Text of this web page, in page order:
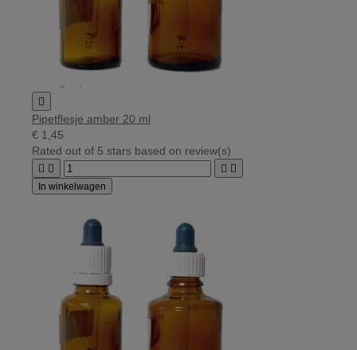

Pipetflesje amber 20 ml
€ 1,45
Rated out of 5 stars based on review(s)
   
In winkelwagen